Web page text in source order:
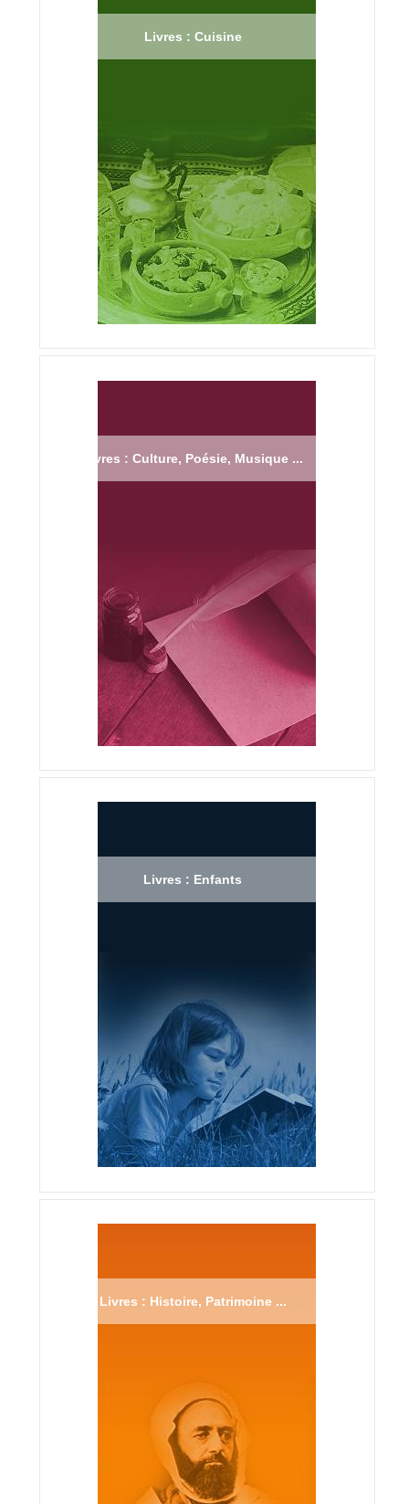
Livres : Cuisine
Livres : Culture, Poésie, Musique ...
Livres : Enfants
Livres : Histoire, Patrimoine ...